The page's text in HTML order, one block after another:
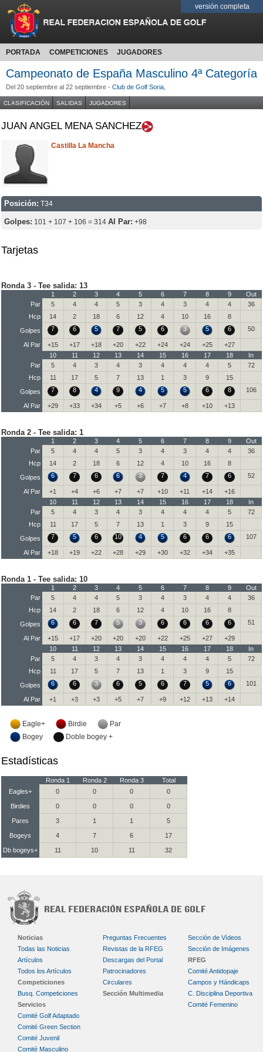
versión completa
PORTADA COMPETICIONES JUGADORES
Campeonato de España Masculino 4ª Categoría
Del 20 septiembre al 22 septiembre - Club de Golf Soria
CLASIFICACIÓN SALIDAS JUGADORES
JUAN ANGEL MENA SANCHEZ
Castilla La Mancha
Posición: T34
Golpes: 101 + 107 + 106 = 314 Al Par: +98
Tarjetas
Ronda 3 - Tee salida: 13
1 2 3 4 5 6 7 8 9
Out
Par
5 4 4 5 3 4 3 4 4
36
Hcp
14 2 18 6 12 4 10 16
8
Golpes
7 6 5 7 5 6 3 5 6 50
Al Par +15 +17 +18 +20 +22 +24 +24 +25
+27
10
11 12 13 14 15 16 17 18
In
Par
5 4 3 4 3 4 4 4 5
72
Hcp
11 17 5 7 13 1 3 9
15
Golpes
7 8 4 9 4 5 5 6 8 106
Al Par +29 +33 +34 +5 +6 +7 +8 +10 +13
Ronda 2 - Tee salida: 1
1 2 3 4 5 6 7 8 9
Out
Par
5 4 4 5 3 4 3 4 4
36
Hcp
14 2 18 6 12 4 10 16
8
Golpes
6 7 6 6 3 7 4 7 6 52
Al Par +1 +4 +6 +7 +7 +10 +11 +14
+16
10
11 12 13 14 15 16 17 18
In
Par
5 4 3 4 3 4 4 4 5
72
Hcp
11 17 5 7 13 1 3 9
15
Golpes
7 5 6 10 4 5 6 6 6 107
Al Par +18 +19 +22 +28 +29 +30 +32 +34 +35
Ronda 1 - Tee salida: 10
1 2 3 4 5 6 7 8 9
Out
Par
5 4 4 5 3 4 3 4 4
36
Hcp
14 2 18 6 12 4 10 16
8
Golpes
6 6 7 5 3 6 6 6 6 51
Al Par +15 +17 +20 +20 +20 +22 +25 +27
+29
10
11 12 13 14 15 16 17 18
In
Par
5 4 3 4 3 4 4 4 5
72
Hcp
11 17 5 7 13 1 3 9
15
Golpes
6 6 3 6 5 6 7 5 6 101
Al Par +1 +3 +3 +5 +7 +9 +12 +13 +14
Eagle+ Birdie
Par
Bogey
Doble bogey +
Estadísticas
Ronda 1 Ronda 2 Ronda 3
Total
Eagles+
0 0 0 0
Birdies 0 0 0 0
Pares 3 1 1 5
Bogeys 4 7 6 17
Db bogeys+ 11 10 11 32
Noticias
Todas las Noticias
Artículos
Todos los Artículos
Competiciones
Busq. Competiciones
Servicios
Preguntas Frecuentes
Revistas de la RFEG
Descargas del Portal
Patrocinadores
Circulares
Sección Multimedia
Sección de Vídeos
Sección de Imágenes
RFEG
Comité Antidopaje
Campos y Hándicaps
C. Disciplina Deportiva
Comité Femenino
Comité Golf Adaptado
Comité Green Section
Comité Juvenil
Comité Masculino